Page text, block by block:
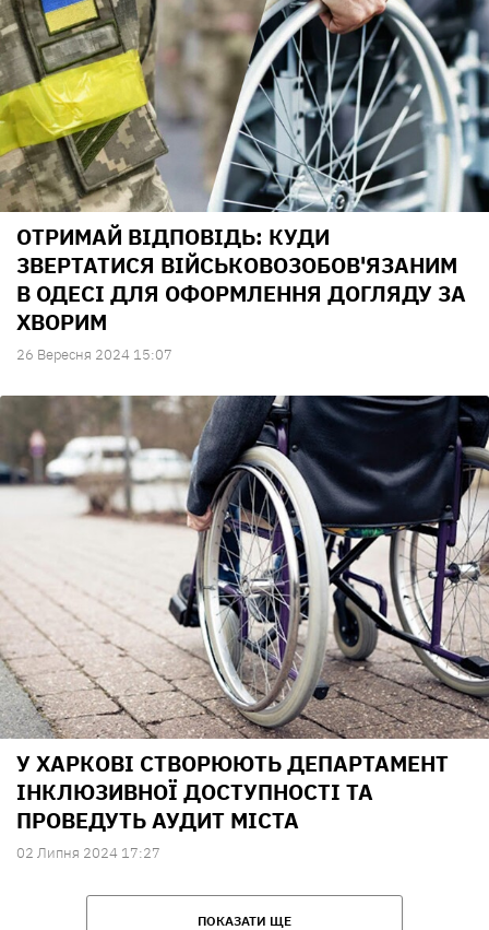
ОТРИМАЙ ВІДПОВІДЬ: КУДИ
ЗВЕРТАТИСЯ ВІЙСЬКОВОЗОБОВ'ЯЗАНИМ
В ОДЕСІ ДЛЯ ОФОРМЛЕННЯ ДОГЛЯДУ ЗА
ХВОРИМ
26 Вересня 2024 15:07
У ХАРКОВІ СТВОРЮЮТЬ ДЕПАРТАМЕНТ
ІНКЛЮЗИВНОЇ ДОСТУПНОСТІ ТА
ПРОВЕДУТЬ АУДИТ МІСТА
02 Липня 2024 17:27
ПОКАЗАТИ ЩЕ